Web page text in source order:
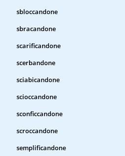
sbloccandone
sbracandone
scarificandone
scerbandone
sciabicandone
scioccandone
sconficcandone
scroccandone
semplificandone